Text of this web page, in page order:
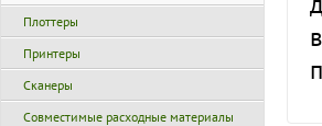
Плоттеры
Принтеры
Сканеры
Совместимые расходные материалы